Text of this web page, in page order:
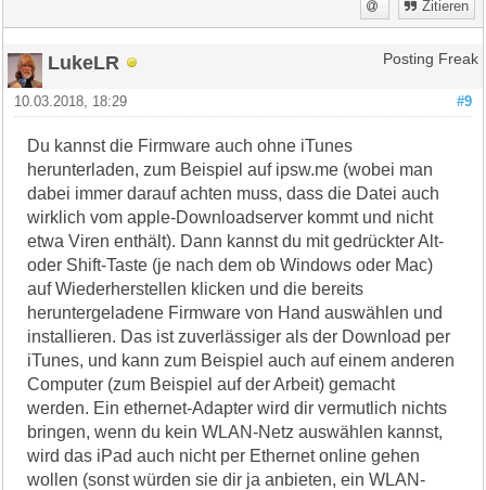
Zitieren
LukeLR Posting Freak
#9
10.03.2018, 18:29
Du kannst die Firmware auch ohne iTunes
herunterladen, zum Beispiel auf ipsw.me (wobei man
dabei immer darauf achten muss, dass die Datei auch
wirklich vom apple-Downloadserver kommt und nicht
etwa Viren enthält). Dann kannst du mit gedrückter Alt-
oder Shift-Taste (je nach dem ob Windows oder Mac)
auf Wiederherstellen klicken und die bereits
heruntergeladene Firmware von Hand auswählen und
installieren. Das ist zuverlässiger als der Download per
iTunes, und kann zum Beispiel auch auf einem anderen
Computer (zum Beispiel auf der Arbeit) gemacht
werden. Ein ethernet-Adapter wird dir vermutlich nichts
bringen, wenn du kein WLAN-Netz auswählen kannst,
wird das iPad auch nicht per Ethernet online gehen
wollen (sonst würden sie dir ja anbieten, ein WLAN-